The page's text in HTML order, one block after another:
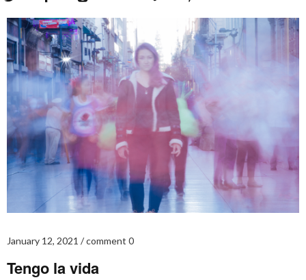
January 12, 2021 comment 0
Tengo la vida